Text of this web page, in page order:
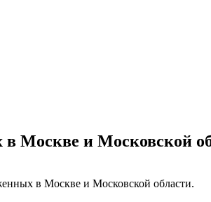
в Москве и Московской
в Москве и Московской области.